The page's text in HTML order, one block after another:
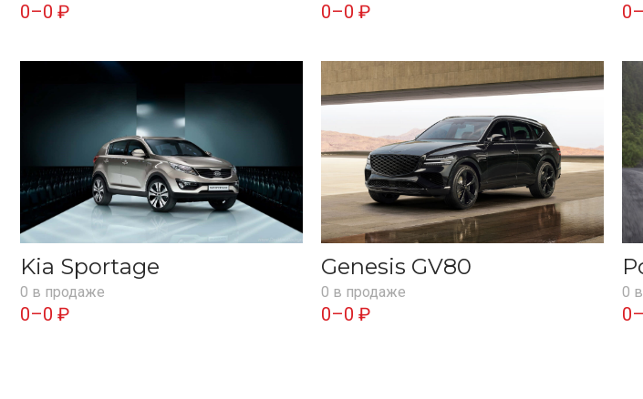
0–0 ₽ 0–0 ₽
Kia Sportage
0 в продаже
0–0 ₽
Genesis GV80
0 в продаже
0–0 ₽
0